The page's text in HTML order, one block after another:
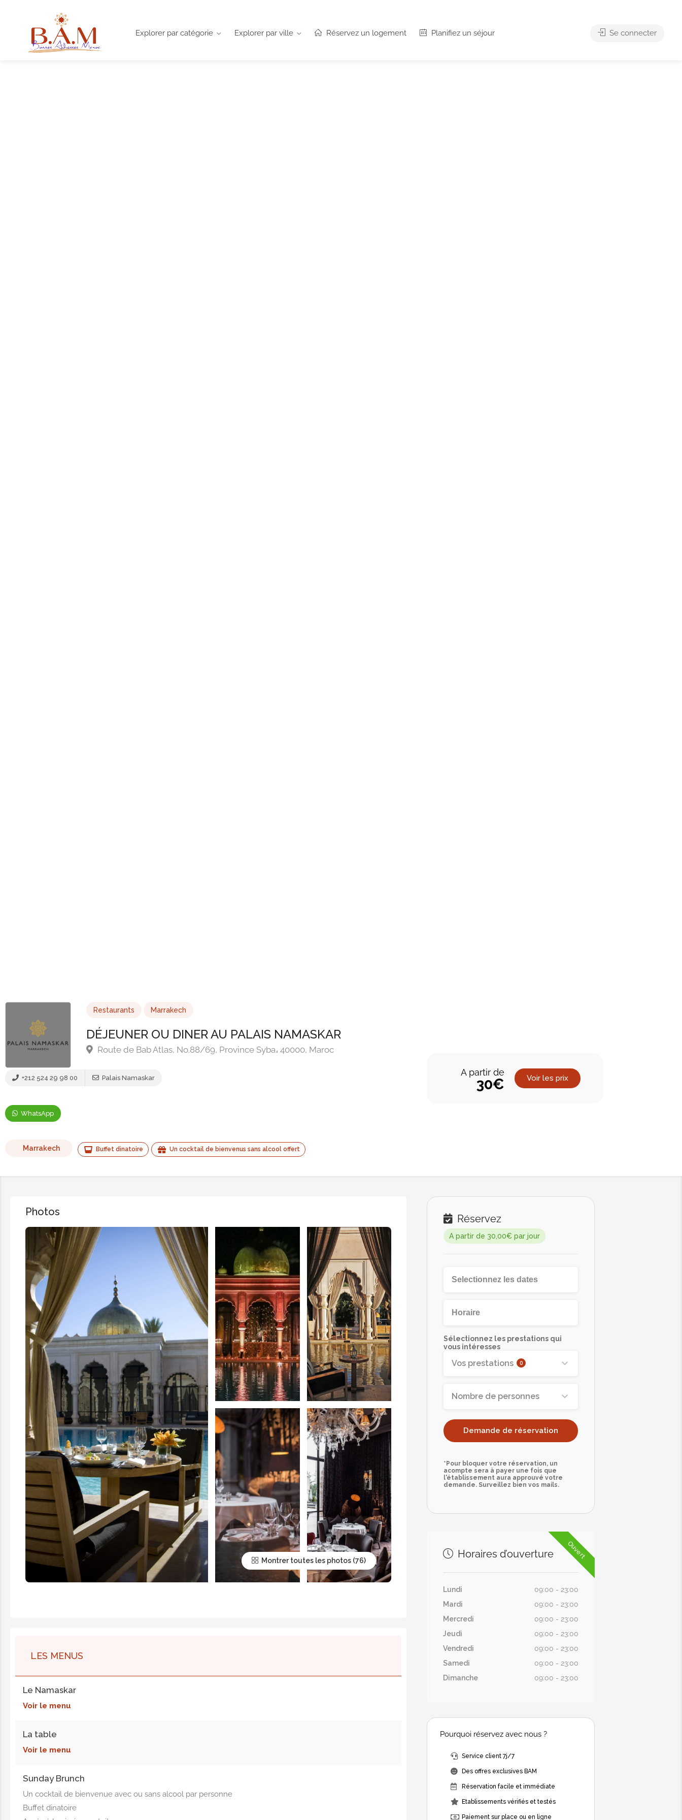
Explorer par catégorie Explorer par ville Réservez un logement Planifiez un séjour Se connecter
Restaurants Marrakech
DÉJEUNER OU DINER AU PALAIS NAMASKAR
Route de Bab Atlas, No.88/69, Province Syba، 40000, Maroc
+212 524 29 98 00 Palais Namaskar
WhatsApp
Marrakech Buffet dinatoire Un cocktail de bienvenus sans alcool offert
A partir de
30€ Voir les prix
Photos
Montrer toutes les photos
LES MENUS
Le Namaskar
Voir le menu
La table
Voir le menu
Sunday Brunch
Un cocktail de bienvenue avec ou sans alcool par personne
Buffet dinatoire
Réservez
A partir de 30,00€ par jour
Sélectionnez les prestations qui
vous intéresses
Vos prestations 0
Nombre de personnes
Demande de réservation
*Pour bloquer votre réservation, un
acompte sera à payer une fois que
l'établissement aura approuvé votre
demande. Surveillez bien vos mails.
Ouvert
Horaires d’ouverture
Lundi
09:00 - 23:00
Mardi
09:00 - 23:00
Mercredi
09:00 - 23:00
Jeudi
09:00 - 23:00
Vendredi
09:00 - 23:00
Samedi
09:00 - 23:00
Dimanche
09:00 - 23:00
Pourquoi réservez avec nous ?
Service client 7j/7
Des offres exclusives BAM
Réservation facile et immédiate
Etablissements vérifiés et testés
Paiement sur place ou en ligne